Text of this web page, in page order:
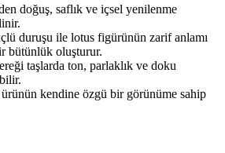
doğuş, saflık ve içsel yenilenme
duruşu ile lotus figürünün zarif anlamı
bütünlük oluşturur.
taşlarda ton, parlaklık ve doku
kendine özgü bir görünüme sahip